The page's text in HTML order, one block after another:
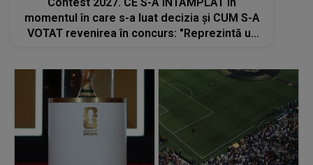
Contest 2027. CE S-A ÎNTÂMPLAT în
momentul în care s-a luat decizia și CUM S-A
VOTAT revenirea în concurs: "Reprezintă un